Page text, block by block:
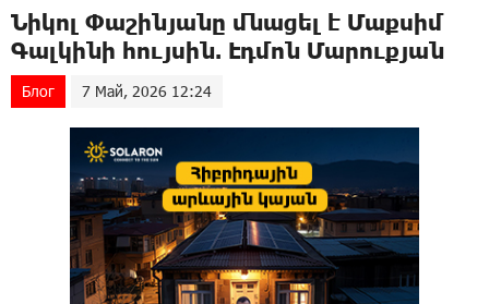
Նիկոլ Փաշինյանը մնացել է Մաքսիմ
Գալկինի հույսին. Էդմոն Մարուքյան
Блог 7 Май, 2026 12:24